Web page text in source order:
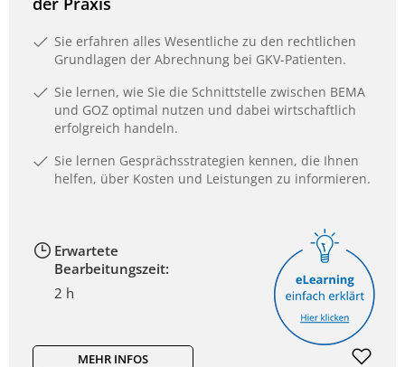
Sie erfahren alles Wesentliche zu den rechtlichen
Grundlagen der Abrechnung bei GKV-Patienten.
Sie lernen, wie Sie die Schnittstelle zwischen BEMA
und GOZ optimal nutzen und dabei wirtschaftlich
erfolgreich handeln.
Sie lernen Gesprächsstrategien kennen, die Ihnen
helfen, über Kosten und Leistungen zu informieren.
Erwartete
Bearbeitungszeit:
2 h
MEHR INFOS